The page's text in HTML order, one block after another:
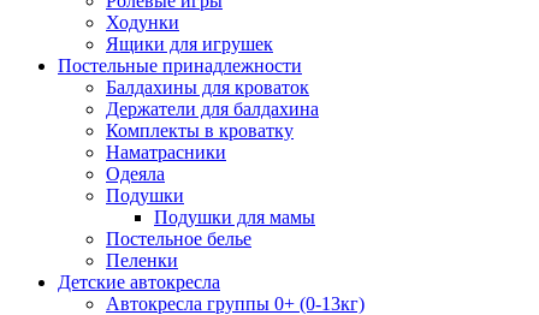
Ходунки
Ящики для игрушек
Постельные принадлежности
Балдахины для кроваток
Держатели для балдахина
Комплекты в кроватку
Наматрасники
Одеяла
Подушки
Подушки для мамы
Постельное белье
Пеленки
Детские автокресла
Автокресла группы 0+ (0-13кг)